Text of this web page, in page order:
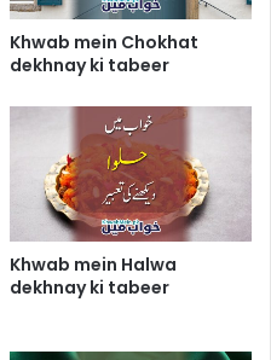
Khwab mein Chokhat
dekhnay ki tabeer
Khwab mein Halwa
dekhnay ki tabeer